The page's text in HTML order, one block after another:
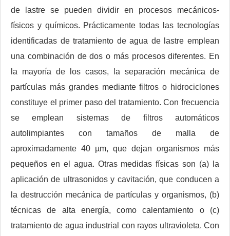
de lastre se pueden dividir en procesos mecánicos-
físicos y químicos. Prácticamente todas las tecnologías
identificadas de tratamiento de agua de lastre emplean
una combinación de dos o más procesos diferentes. En
la mayoría de los casos, la separación mecánica de
partículas más grandes mediante filtros o hidrociclones
constituye el primer paso del tratamiento. Con frecuencia
se emplean sistemas de filtros automáticos
autolimpiantes con tamaños de malla de
aproximadamente 40 µm, que dejan organismos más
pequeños en el agua. Otras medidas físicas son (a) la
aplicación de ultrasonidos y cavitación, que conducen a
la destrucción mecánica de partículas y organismos, (b)
técnicas de alta energía, como calentamiento o (c)
tratamiento de agua industrial con rayos ultravioleta. Con